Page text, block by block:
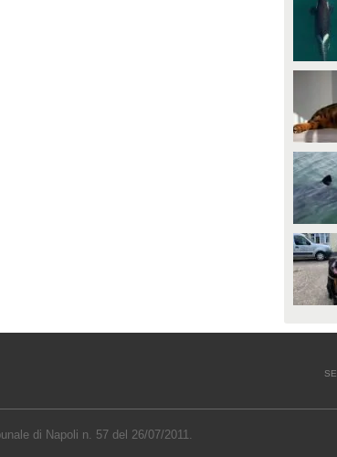
di Napoli n. 57 del 26/07/2011.